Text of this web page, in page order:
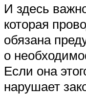
И здесь
которая
обязана
о
Если она
нарушает